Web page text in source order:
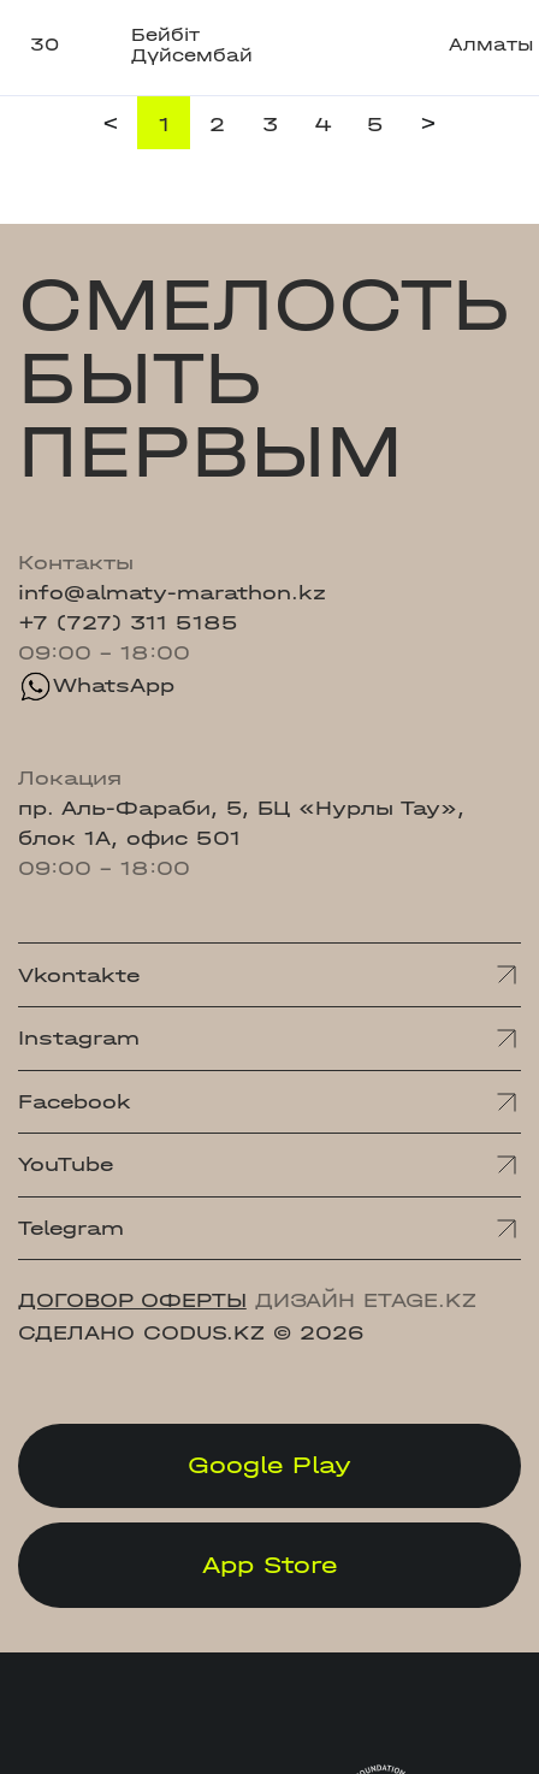
30
Бейбіт
Дүйсембай
Алматы
< 1 2 3 4 5 >
СМЕЛОСТЬ
БЫТЬ
ПЕРВЫМ
Контакты
info@almaty-marathon.kz
+7 (727) 311 5185
09:00 - 18:00
WhatsApp
Локация
пр. Аль-Фараби, 5, БЦ «Нурлы Тау»,
блок 1А, офис 501
09:00 - 18:00
Vkontakte
Instagram
Facebook
YouTube
Telegram
ДОГОВОР ОФЕРТЫ ДИЗАЙН ETAGE.KZ
СДЕЛАНО CODUS.KZ © 2026
Google Play
App Store